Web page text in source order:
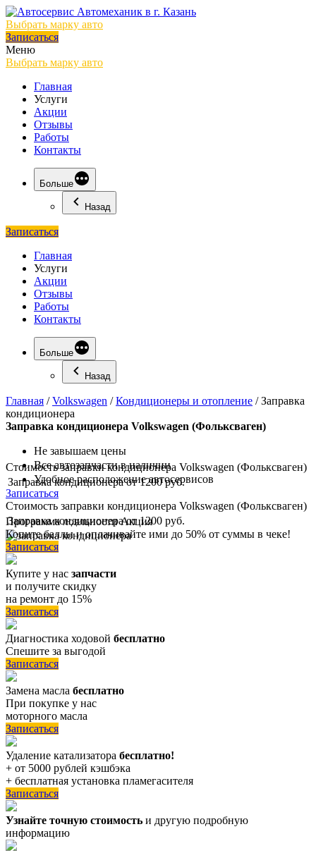
Выбрать марку авто
Записаться
Меню
Выбрать марку авто
Главная
Услуги
Акции
Отзывы
Работы
Контакты
Больше
Назад
Записаться
Главная
Услуги
Акции
Отзывы
Работы
Контакты
Больше
Назад
Главная /Volkswagen /Кондиционеры и отопление /Заправка
кондиционера
Заправка кондиционера Volkswagen (Фольксваген)
Не завышаем цены
Все автозапчасти в наличии
Удобное расположение автосервисов
Записаться
Стоимость заправки кондиционера Volkswagen (Фольксваген)
Заправка кондиционера от 1200 руб.
Стоимость заправки кондиционера Volkswagen (Фольксваген)
Заправка кондиционера от 1200 руб.
ПрограммалояльностиАкция
Копите баллы и оплачивайте ими до 50% от суммы в чеке!
Записаться
Купите у нас запчасти
и получите скидку
на ремонт до 15%
Записаться
Диагностика ходовой бесплатно
Спешите за выгодой
Записаться
Замена масла бесплатно
При покупке у нас
моторного масла
Записаться
Удаление катализатора бесплатно!
+ от 5000 рублей кэшбэка
+ бесплатная установка пламегасителя
Записаться
Узнайте точную стоимость и другую подробную
информацию